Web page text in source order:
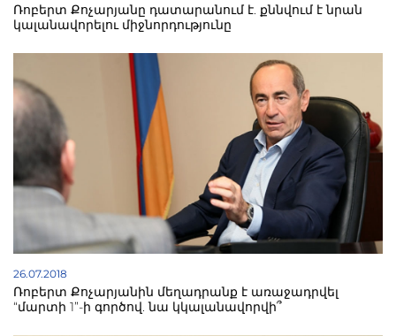
Ռոբերտ Քոչարյանը դատարանում է. քննվում է նրան
կալանավորելու միջնորդությունը
26.07.2018
Ռոբերտ Քոչարյանին մեղադրանք է առաջադրվել
“մարտի 1”-ի գործով. նա կկալանավորվի՞